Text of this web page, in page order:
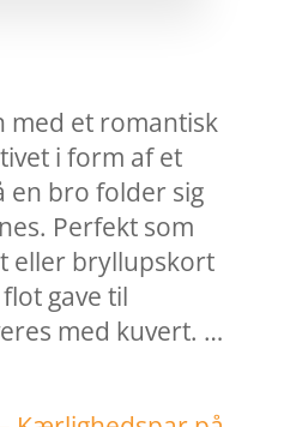
med et romantisk
i form af et
bro folder sig
Perfekt som
eller bryllupskort
gave til
med kuvert. …